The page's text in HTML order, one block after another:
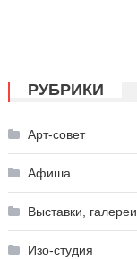
РУБРИКИ
Арт-совет
Афиша
Выставки, галереи
Изо-студия